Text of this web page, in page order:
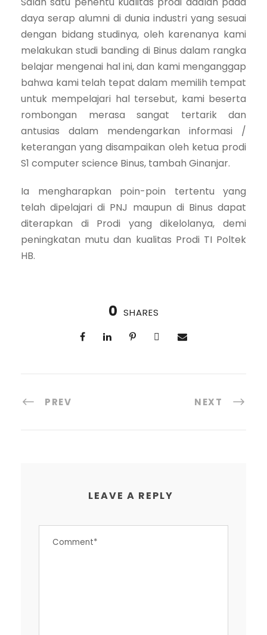
daya serap alumni di dunia industri yang sesuai
dengan bidang studinya, oleh karenanya kami
melakukan studi banding di Binus dalam rangka
belajar mengenai hal ini, dan kami menganggap
bahwa kami telah tepat dalam memilih tempat
untuk mempelajari hal tersebut, kami beserta
rombongan merasa sangat tertarik dan
antusias dalam mendengarkan informasi /
keterangan yang disampaikan oleh ketua prodi
S1 computer science Binus, tambah Ginanjar.
Ia mengharapkan poin-poin tertentu yang
telah dipelajari di PNJ maupun di Binus dapat
diterapkan di Prodi yang dikelolanya, demi
peningkatan mutu dan kualitas Prodi TI Poltek
HB.
0 SHARES
PREV NEXT
LEAVE A REPLY